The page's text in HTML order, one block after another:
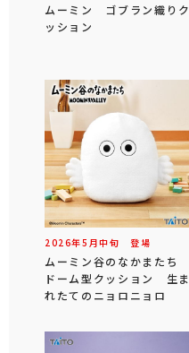
ムーミン ゴブラン織りク
ッション
2026年5 月中旬 登場
ムーミン谷のなかまたち
ドーム型クッション 生ま
れたてのニョロニョロ